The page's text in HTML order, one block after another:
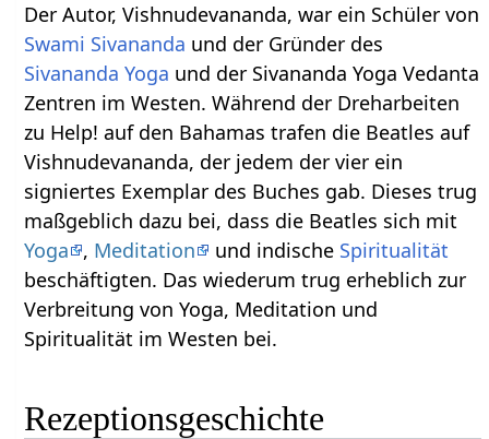
Der Autor, Vishnudevananda, war ein Schüler von
Swami Sivananda und der Gründer des
Sivananda Yoga und der Sivananda Yoga Vedanta
Zentren im Westen. Während der Dreharbeiten
zu Help! auf den Bahamas trafen die Beatles auf
Vishnudevananda, der jedem der vier ein
signiertes Exemplar des Buches gab. Dieses trug
maßgeblich dazu bei, dass die Beatles sich mit
Yoga
, Meditation und indische Spiritualität
beschäftigten. Das wiederum trug erheblich zur
Verbreitung von Yoga, Meditation und
Spiritualität im Westen bei.
Rezeptionsgeschichte